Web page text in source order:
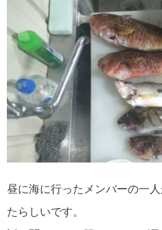
昼に海に行ったメンバーの一
たらしいです。